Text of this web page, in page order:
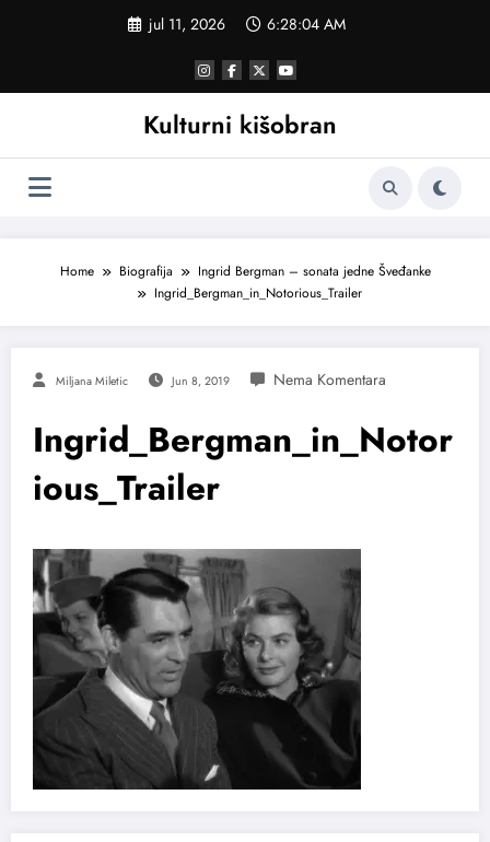
jul 11, 2026 6:28:04 AM
Kulturni kišobran
Home Biografija
Ingrid Bergman – sonata jedne Šveđanke
Ingrid_Bergman_in_Notorious_Trailer
Miljana Miletic Jun 8, 2019
Ingrid_Bergman_in_Notor
ious_Trailer